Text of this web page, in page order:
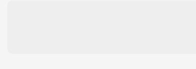
مس، نقره، قلع، سرب و… می باشد. مشکلی که وجود دارد این است